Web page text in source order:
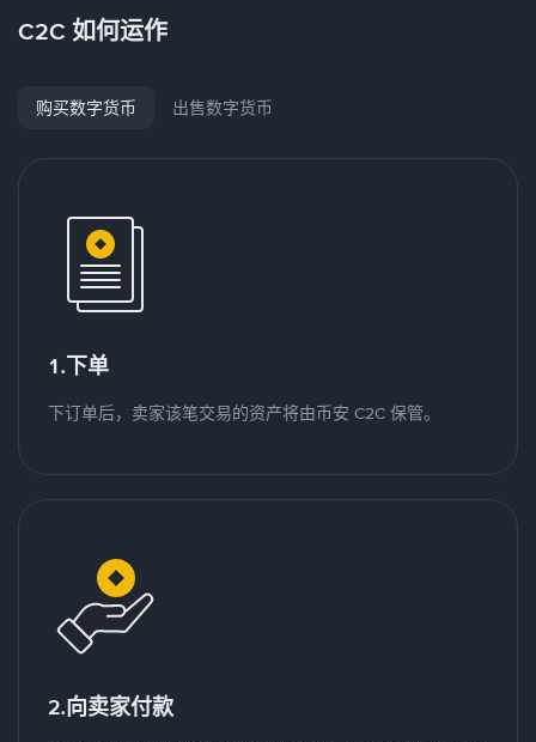
C2C 如何运作
购买数字货币 出售数字货币
1.下单
下订单后，卖家该笔交易的资产将由币安 C2C 保管。
2.向卖家付款